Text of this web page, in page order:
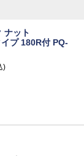
ナット
プ 180R付 PQ-
)